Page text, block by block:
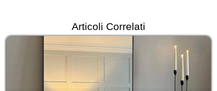
Articoli Correlati